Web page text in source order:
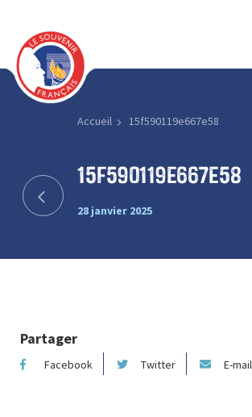
Accueil 15f590119e667e58
15f590119e667e58
28 janvier 2025
Partager
Facebook Twitter E-mail